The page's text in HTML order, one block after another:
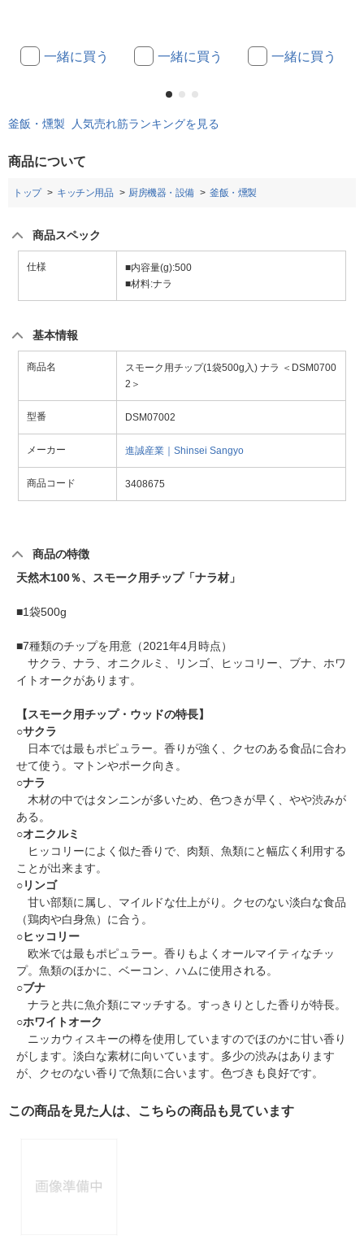
一緒に買う 一緒に買う 一緒に買う
釜飯・燻製 人気売れ筋ランキングを見る
商品について
トップ キッチン用品 厨房機器・設備 釜飯・燻製
商品スペック
仕様
■内容量(g):500
■材料:ナラ
基本情報
商品名
スモーク用チップ(1袋500g入) ナラ ＜DSM0700
2＞
型番 DSM07002
メーカー 進誠産業｜Shinsei Sangyo
商品コード 3408675
商品の特徴
天然木100％、スモーク用チップ「ナラ材」
■1袋500g
■7種類のチップを用意（2021年4月時点）
サクラ、ナラ、オニクルミ、リンゴ、ヒッコリー、ブナ、ホワ
イトオークがあります。
【スモーク用チップ・ウッドの特長】
○サクラ
日本では最もポピュラー。香りが強く、クセのある食品に合わ
せて使う。マトンやポーク向き。
○ナラ
木材の中ではタンニンが多いため、色つきが早く、やや渋みが
ある。
○オニクルミ
ヒッコリーによく似た香りで、肉類、魚類にと幅広く利用する
ことが出来ます。
○リンゴ
甘い部類に属し、マイルドな仕上がり。クセのない淡白な食品
（鶏肉や白身魚）に合う。
○ヒッコリー
欧米では最もポピュラー。香りもよくオールマイティなチッ
プ。魚類のほかに、ベーコン、ハムに使用される。
○ブナ
ナラと共に魚介類にマッチする。すっきりとした香りが特長。
○ホワイトオーク
ニッカウィスキーの樽を使用していますのでほのかに甘い香り
がします。淡白な素材に向いています。多少の渋みはあります
が、クセのない香りで魚類に合います。色づきも良好です。
この商品を見た人は、こちらの商品も見ています